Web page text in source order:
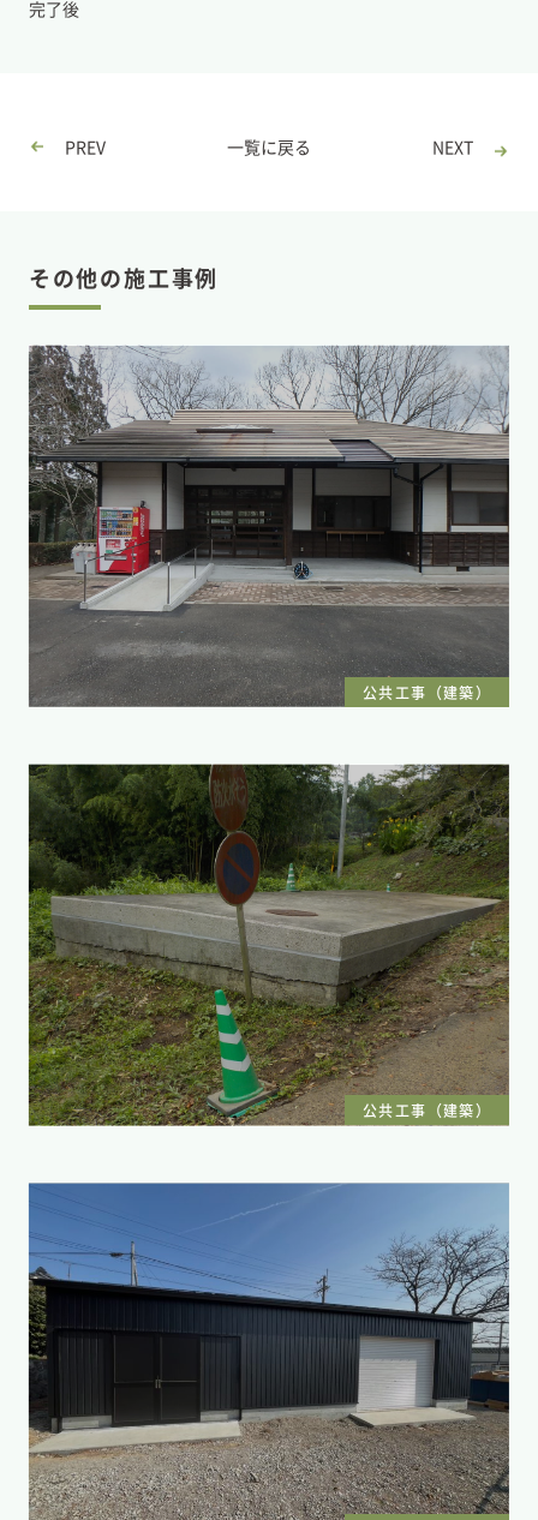
完了後
PREV 一覧に戻る NEXT
その他の施工事例
公共工事（建築）
公共工事（建築）